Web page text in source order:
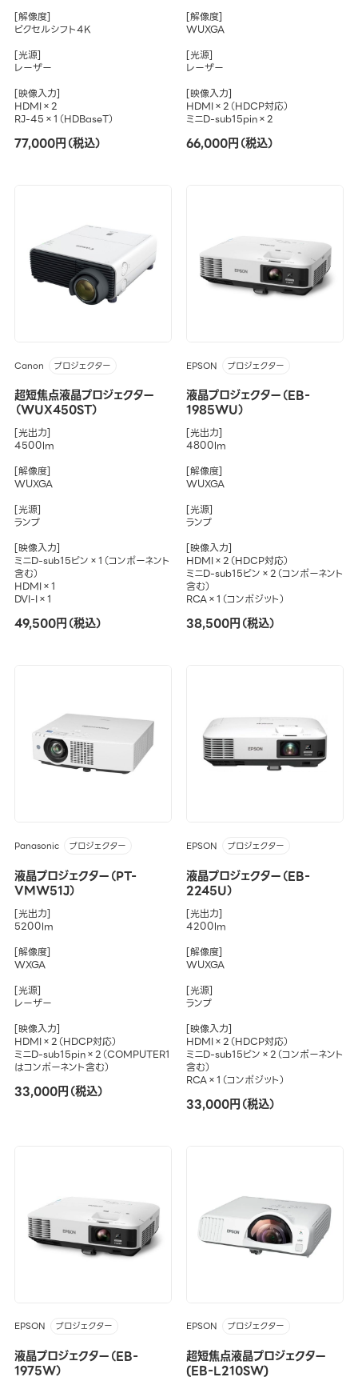
[解像度]
ピクセルシフト4K
[光源]
レーザー
[映像入力]
HDMI×2
RJ-45×1（HDBaseT）
77,000円（税込）
[解像度]
WUXGA
[光源]
レーザー
[映像入力]
HDMI×2（HDCP対応）
ミニD-sub15pin×2
66,000円（税込）
Canon プロジェクター
超短焦点液晶プロジェクター
（WUX450ST）
[光出力]
4500lm
[解像度]
WUXGA
[光源]
ランプ
[映像入力]
ミニD-sub15ピン×1（コンポーネント
含む）
HDMI×1
DVI-I×1
49,500円（税込）
EPSON プロジェクター
液晶プロジェクター（EB-
1985WU）
[光出力]
4800lm
[解像度]
WUXGA
[光源]
ランプ
[映像入力]
HDMI×2（HDCP対応）
ミニD-sub15ピン×2（コンポーネント
含む）
RCA×1（コンポジット）
38,500円（税込）
Panasonic プロジェクター
液晶プロジェクター（PT-
VMW51J）
[光出力]
5200lm
[解像度]
WXGA
[光源]
レーザー
[映像入力]
HDMI×2（HDCP対応）
ミニD-sub15pin×2（COMPUTER1
はコンポーネント含む）
33,000円（税込）
EPSON プロジェクター
液晶プロジェクター（EB-
2245U）
[光出力]
4200lm
[解像度]
WUXGA
[光源]
ランプ
[映像入力]
HDMI×2（HDCP対応）
ミニD-sub15ピン×2（コンポーネント
含む）
RCA×1（コンポジット）
33,000円（税込）
EPSON プロジェクター
液晶プロジェクター（EB-
1975W）
EPSON プロジェクター
超短焦点液晶プロジェクター
(EB-L210SW)